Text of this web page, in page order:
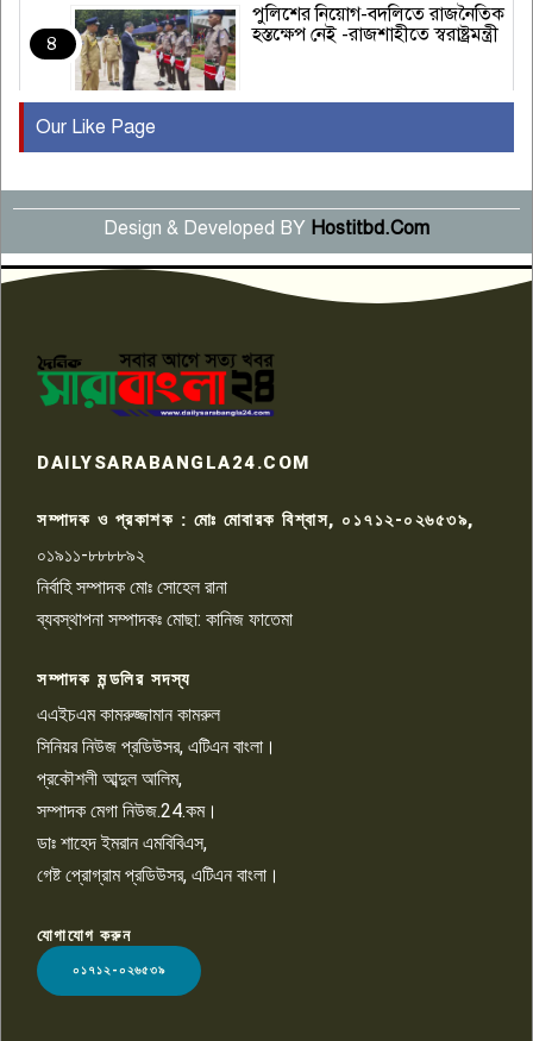
৪
পুলিশের নিয়োগ-বদলিতে রাজনৈতিক
হস্তক্ষেপ নেই -রাজশাহীতে স্বরাষ্ট্রমন্ত্রী
৫
বছর পূর্তি উদযাপন
৬
সংবাদ সম্মেলনে অভিযোগ অস্বীকার
উদ্দেশ্য প্রণোদিত সংবাদ প্রকাশের
প্রতিবাদ নাজির হাসানের
৭
কেটে ঘরে ঢুকে স্কুল শিক্ষিকাকে হত্যা
টয়লেটের ট্যাংকি থেকে লাশ উদ্ধার
রাজশাহীতে সন্ত্রাসী হামলায় গুরুতর
চাঁদাবাজি ও হয়রানির অভিযোগ
১০
Our Like Page
Design & Developed BY Hostitbd.Com
LOGO
DAILYSARABANGLA24.COM
সম্পাদক ও প্রকাশক : মোঃ মোবারক বিশ্বাস, ০১৭১২-০২৬৫৩৯,
০১৯১১-৮৮৮৮৯২
নির্বাহি সম্পাদক মোঃ সোহেল রানা
ব্যবস্থাপনা সম্পাদকঃ মোছা: কানিজ ফাতেমা
সম্পাদক মন্ডলির সদস্য
এএইচএম কামরুজ্জামান কামরুল
সিনিয়র নিউজ প্রডিউসর, এটিএন বাংলা।
প্রকৌশলী আব্দুল আলিম,
সম্পাদক মেগা নিউজ.24.কম।
ডাঃ শাহেদ ইমরান এমবিবিএস,
গেষ্ট প্রোগ্রাম প্রডিউসর, এটিএন বাংলা।
যোগাযোগ করুন
০১৭১২-০২৬৫৩৯